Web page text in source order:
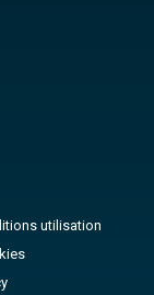
utilisation